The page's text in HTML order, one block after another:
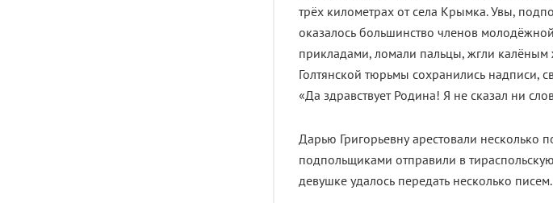
трёх километрах от села Крымка. Увы,
оказалось большинство членов
прикладами, ломали пальцы, жгли
Голтянской тюрьмы сохранились надписи,
«Да здравствует Родина! Я не сказал ни
Дарью Григорьевну арестовали несколько
подпольщиками отправили в
девушке удалось передать несколько писем.